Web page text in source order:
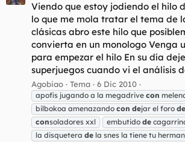
Viendo que estoy jodiendo el hilo
lo que me mola tratar el tema de
clásicas abro este hilo que
convierta en un monologo Venga
para empezar el hilo En su día
superjuegos cuando vi el análisis
Agobiao Tema 6 Dic 2010
apofis jugando a la megadrive con
bilbokoa amenazando con dejar el foro de
consoladores xxl embutido de
la disquetera de la snes la tiene tu